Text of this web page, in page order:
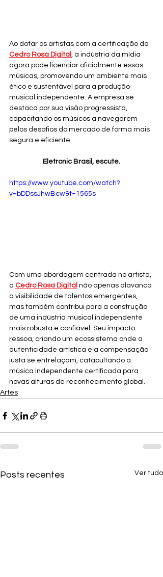
Ao dotar os artistas com a certificação da
Cedro Rosa Digital
, a indústria da mídia
agora pode licenciar oficialmente essas
músicas, promovendo um ambiente mais
ético e sustentável para a produção
musical independente. A empresa se
destaca por sua visão progressista,
capacitando os músicos a navegarem
pelos desafios do mercado de forma mais
segura e eficiente.
Eletronic Brasil, escute.
https://www.youtube.com/watch?
v=bDDssJhwBcw&t=1565s
Com uma abordagem centrada no artista,
a Cedro Rosa Digital não apenas alavanca
a visibilidade de talentos emergentes,
mas também contribui para a construção
de uma indústria musical independente
mais robusta e confiável. Seu impacto
ressoa, criando um ecossistema onde a
autenticidade artística e a compensação
justa se entrelaçam, catapultando a
música independente certificada para
novas alturas de reconhecimento global.
Artes
Posts recentes Ver tudo